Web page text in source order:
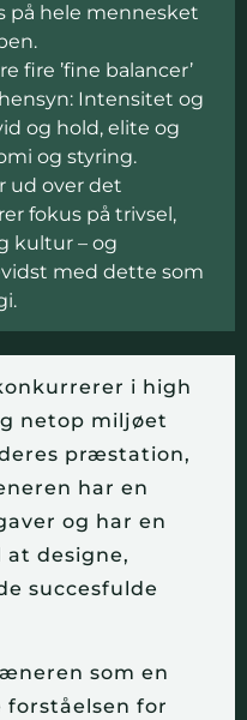
på hele mennesket
fire ’fine balancer’
Intensitet og
og hold, elite og
og styring.
ud over det
fokus på trivsel,
kultur – og
med dette som
i high
netop miljøet
præstation,
har en
og har en
designe,
succesfulde
som en
forståelsen for